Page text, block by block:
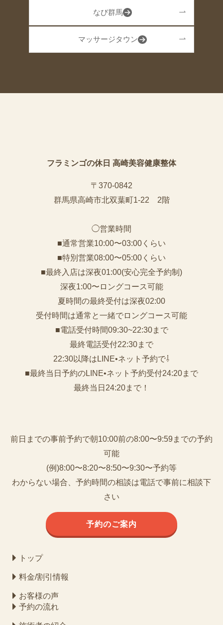
なび群馬
マッサージタウン
フラミンゴの休日 高崎美容健康整体
〒370-0842
群馬県高崎市北双葉町1-22 2階
◯営業時間
■通常営業10:00〜03:00くらい
■特別営業08:00〜05:00くらい
■最終入店は深夜01:00(安心完全予約制)
深夜1:00〜ロングコース可能
夏時間の最終受付は深夜02:00
受付時間は通常と一緒でロングコース可能
■電話受付時間09:30~22:30まで
️最終電話受付22:30まで
22:30以降はLINE•ネット予約で⇩
■最終当日予約のLINE•ネット予約受付24:20まで
最終当日24:20まで！
前日までの事前予約で朝10:00前の8:00〜9:59までの予約
可能
(例)8:00〜8:20〜8:50〜9:30〜予約等
わからない場合、予約時間の相談は電話で事前に相談下
さい
予約のご案内
トップ
料金/割引情報
お客様の声
予約の流れ